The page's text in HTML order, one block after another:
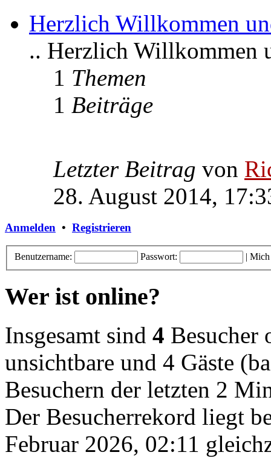
Herzlich Willkommen
.. Herzlich Willkommen
1 Themen
1 Beiträge
Letzter Beitrag von
28. August 2014,
Anmelden • Registrieren
Benutzername: Passwort: | Mich
Wer ist online?
Insgesamt sind 4 Besucher
unsichtbare und 4 Gäste
Besuchern der letzten 2
Der Besucherrekord liegt
Februar 2026, 02:11